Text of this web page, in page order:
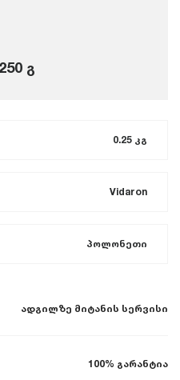
გ
0.25 კგ
Vidaron
პოლონეთი
ადგილზე მიტანის სერვისი
100% გარანტია